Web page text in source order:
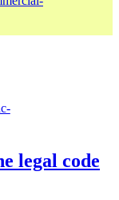
legal code